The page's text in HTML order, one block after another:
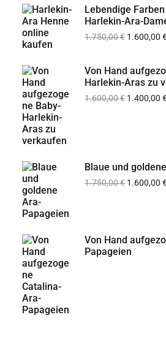
Lebendige
Harlekin-Ara-
1.750,00€ 1.600,00
Von Hand
Harlekin-Aras zu
1.600,00€ 1.400,00
Blaue und
1.750,00€ 1.600,00
Von Hand
Papageien